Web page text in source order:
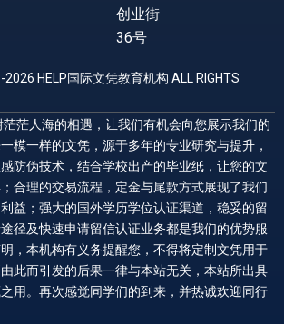
创业街
36号
HELP国际文凭教育机构 ALL RIGHTS
茫人海的相遇，让我们有机会向您展示我们的
模一样的文凭，源于多年的专业研究与提升，
防伪技术，结合学校出产的毕业纸，让您的文
合理的交易流程，定金与尾款方式展现了我们
益；强大的国外学历学位认证渠道，稳妥的留
径及快速申请留信认证业务都是我们的优势服
，本机构有义务提醒您，不得将定制文凭用于
此而引发的后果一律与本站无关，本站所出具
用。再次感觉同学们的到来，并热诚欢迎同行